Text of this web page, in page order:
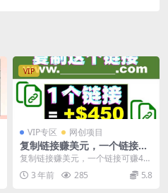
VIP
VIP专区 网创项目
复制链接赚美元，一个链接可
赚450 ，利用链接点击即可赚
钱的项目(视频教程)
复制链接赚美元，一个链接可赚45
0 ，利用链接点击即可赚钱的项目
【视频教程】 你...
3 年前 285 5.8